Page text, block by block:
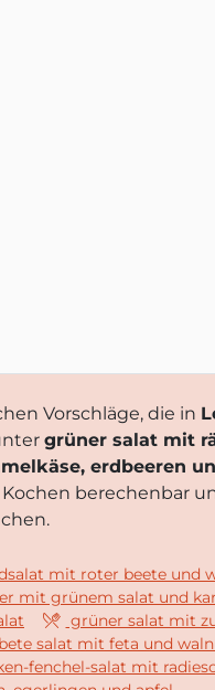
Vorschläge, die in
grüner salat mit
erdbeeren
berechenbar
mit roter beete und
mit grünem salat und
grüner salat mit
salat mit feta und
fenchel-salat mit